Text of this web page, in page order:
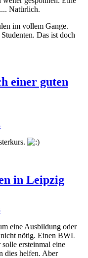
Natürlich.
im vollem Gange.
Das ist doch
einer guten
in Leipzig
eine Ausbildung oder
nötig. Einen BWL
ersteinmal eine
dies helfen. Aber